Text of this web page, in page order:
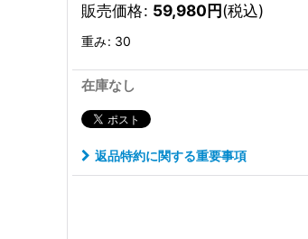
販売価格: 59,980円(税込)
重み: 30
在庫なし
返品特約に関する重要事項